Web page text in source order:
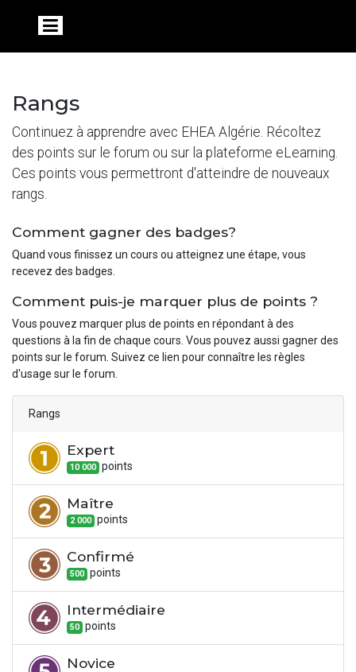
Rangs
Continuez à apprendre avec EHEA Algérie. Récoltez
des points sur le forum ou sur la plateforme eLearning.
Ces points vous permettront d'atteindre de nouveaux
rangs.
Comment gagner des badges?
Quand vous finissez un cours ou atteignez une étape, vous
recevez des badges.
Comment puis-je marquer plus de points ?
Vous pouvez marquer plus de points en répondant à des
questions à la fin de chaque cours. Vous pouvez aussi gagner des
points sur le forum. Suivez ce lien pour connaître les règles
d'usage sur le forum.
Rangs
Expert
10 000 points
Maître
2 000 points
Confirmé
500 points
Intermédiaire
50 points
Novice